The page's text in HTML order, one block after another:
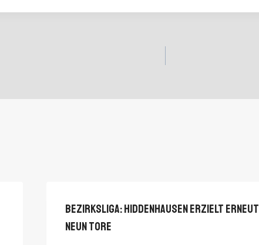
Bezirksliga: Hiddenhausen Erzielt Erneut
Neun Tore